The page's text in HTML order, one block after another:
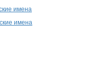
имена
имена